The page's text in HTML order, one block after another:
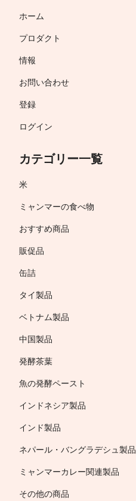
ホーム
プロダクト
情報
お問い合わせ
登録
ログイン
カテゴリー一覧
米
ミャンマーの食べ物
おすすめ商品
販促品
缶詰
タイ製品
ベトナム製品
中国製品
発酵茶葉
魚の発酵ペースト
インドネシア製品
インド製品
ネパール・バングラデシュ製品
ミャンマーカレー関連製品
その他の商品